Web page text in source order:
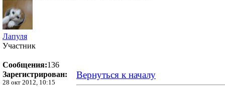
Лапуля
Участник
Сообщения:136
Зарегистрирован:
28 окт 2012, 10:15
Вернуться к началу